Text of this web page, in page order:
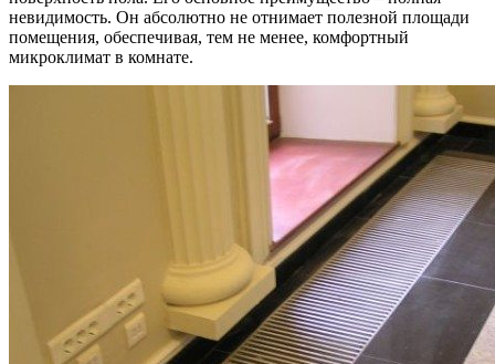
невидимость. Он абсолютно не отнимает полезной площади
помещения, обеспечивая, тем не менее, комфортный
микроклимат в комнате.